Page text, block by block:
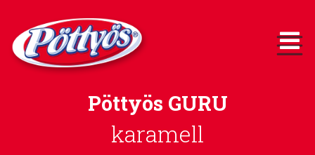
Pöttyös GURU
karamell